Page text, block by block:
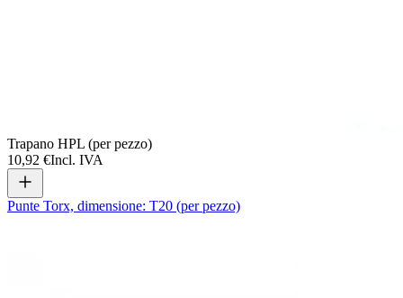
Trapano HPL (per pezzo)
10,92 €Incl. IVA
Punte Torx, dimensione: T20 (per pezzo)